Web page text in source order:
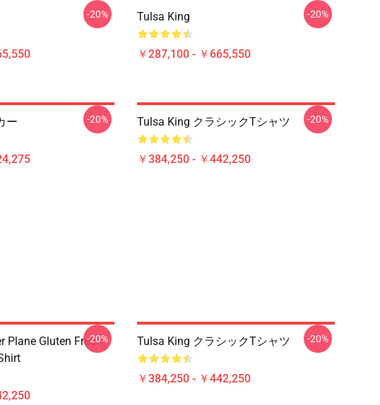
-20% Tulsa King
￥287,100 - ￥665,550
-20%
ー -20% Tulsa King クラシックTシャツ
￥384,250 - ￥442,250
-20%
Plane Gluten Free-20% Tulsa King クラシックTシャツ
￥384,250 - ￥442,250
-20%